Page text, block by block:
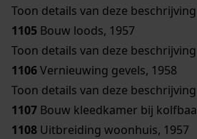
Toon details van deze beschrijving
1105 Bouw loods, 1957
Toon details van deze beschrijving
1106Vernieuwing gevels, 1958
Toon details van deze beschrijving
1107 Bouw kleedkamer bij
1108 Uitbreiding woonhuis, 1957